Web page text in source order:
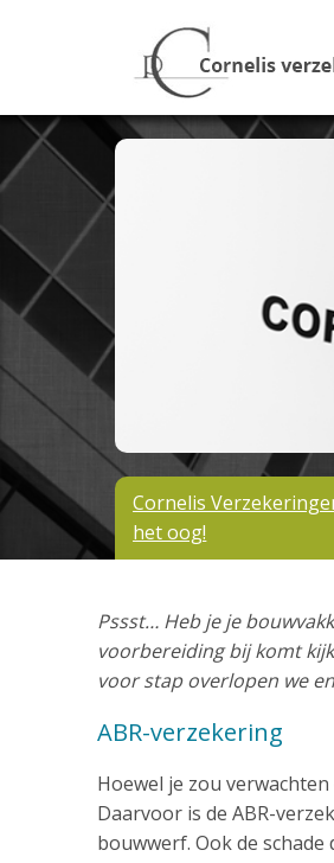
Cornelis
het oog!
Pssst… Heb je je
voorbereiding bij komt
voor stap overlopen we
ABR-verzekering
Hoewel je zou
Daarvoor is de ABR-
bouwwerf. Ook de